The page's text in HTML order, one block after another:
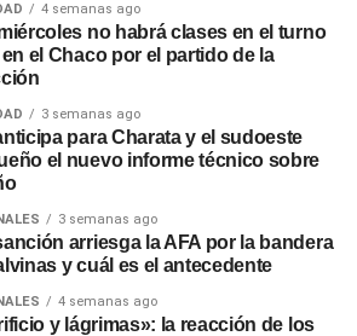
del servicio, priorizando el
las plantas potabilizadoras y el
población. La planta de Puerto
potable a esa localidad y a Fortín
Castelli, Miraflores, El Espinillo y Villa
4 semanas ago
no habrá clases en el turno
el Chaco por el partido de la
3 semanas ago
para Charata y el sudoeste
el nuevo informe técnico sobre
3 semanas ago
arriesga la AFA por la bandera
y cuál es el antecedente
4 semanas ago
y lágrimas»: la reacción de los